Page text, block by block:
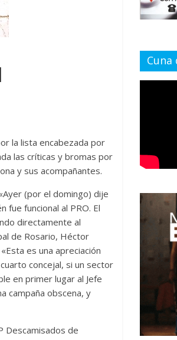
la lista encabezada por
las críticas y bromas por
y sus acompañantes.
(por el domingo) dije
fue funcional al PRO. El
directamente al
de Rosario, Héctor
«Esta es una apreciación
concejal, si un sector
en primer lugar al Jefe
campaña obscena, y
Descamisados de
Cuna